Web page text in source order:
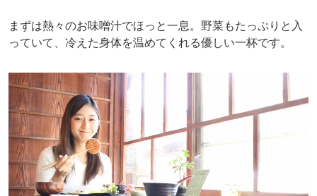
まずは熱々のお味噌汁でほっと一息。野菜もたっぷりと入
っていて、冷えた身体を温めてくれる優しい一杯です。